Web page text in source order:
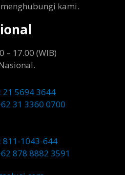
kami.
– 17.00 (WIB)
21 5694 3644
31 3360 0700
811-1043-644
878 8882 3591